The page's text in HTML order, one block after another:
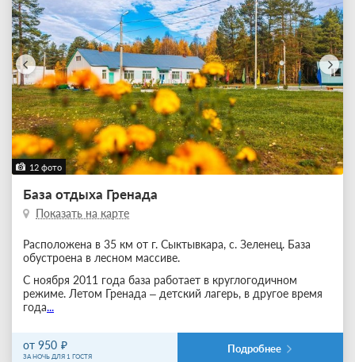
12 фото
База отдыха Гренада
Показать на карте
Расположена в 35 км от г. Сыктывкара, с. Зеленец. База
обустроена в лесном массиве.
С ноября 2011 года база работает в круглогодичном
режиме. Летом Гренада – детский лагерь, в другое время
года...
от 950
ЗА НОЧЬ ДЛЯ 1 ГОСТЯ
Подробнее